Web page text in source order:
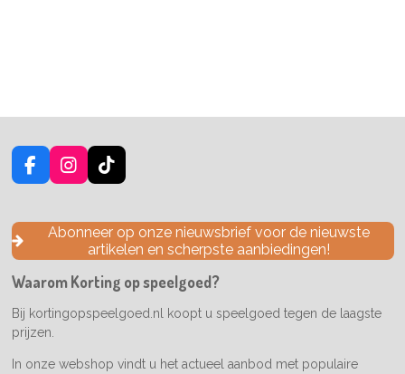
F
a
e
o
k
I
n
t
a
g
a
m
T
i
T
o
k
Abonneer op onze nieuwsbrief voor de nieuwste
artikelen en scherpste aanbiedingen!
Waarom Korting op speelgoed?
Bij kortingopspeelgoed.nl koopt u speelgoed tegen de laagste
prijzen.
In onze webshop vindt u het actueel aanbod met populaire